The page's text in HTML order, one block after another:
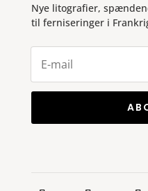
Nye litografier,
til ferniseringer i